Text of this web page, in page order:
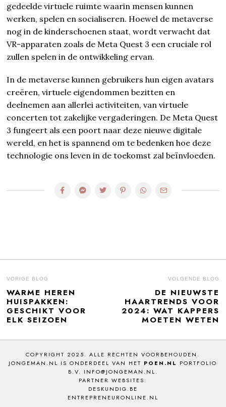
gedeelde virtuele ruimte waarin mensen kunnen
werken, spelen en socialiseren. Hoewel de metaverse
nog in de kinderschoenen staat, wordt verwacht dat
VR-apparaten zoals de Meta Quest 3 een cruciale rol
zullen spelen in de ontwikkeling ervan.
In de metaverse kunnen gebruikers hun eigen avatars
creëren, virtuele eigendommen bezitten en
deelnemen aan allerlei activiteiten, van virtuele
concerten tot zakelijke vergaderingen. De Meta Quest
3 fungeert als een poort naar deze nieuwe digitale
wereld, en het is spannend om te bedenken hoe deze
technologie ons leven in de toekomst zal beïnvloeden.
BERICHT
NAVIGATIE
VORIGE BLOG
Previous
post:
WARME HEREN
HUISPAKKEN:
GESCHIKT VOOR
ELK SEIZOEN
VOLGENDE BLOG
DE NIEUWSTE
HAARTRENDS VOOR
2024: WAT KAPPERS
MOETEN WETEN
COPYRIGHT 2025. ALLE RECHTEN VOORBEHOUDEN.
JONGEMAN.NL IS ONDERDEEL VAN HET POEN.NL PORTFOLIO
B.V. INFO@JONGEMAN.NL.
PARTNER WEBSITES:
DESKUNDIG.BE
ENTREPRENEURONLINE.NL